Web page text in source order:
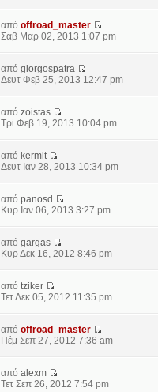
απόoffroad_master
Σάβ Μαρ 02, 2013 1:07 pm
απόgiorgospatra
Δευτ Φεβ 25, 2013 12:47 pm
απόzoistas
Τρί Φεβ 19, 2013 10:04 pm
από kermit
Δευτ Ιαν 28, 2013 10:34 pm
απόpanosd
Κυρ Ιαν 06, 2013 3:27 pm
απόgargas
Κυρ Δεκ 16, 2012 8:46 pm
απόtziker
Τετ Δεκ 05, 2012 11:35 pm
απόoffroad_master
Πέμ Σεπ 27, 2012 7:36 am
απόalexm
Τετ Σεπ 26, 2012 7:54 pm